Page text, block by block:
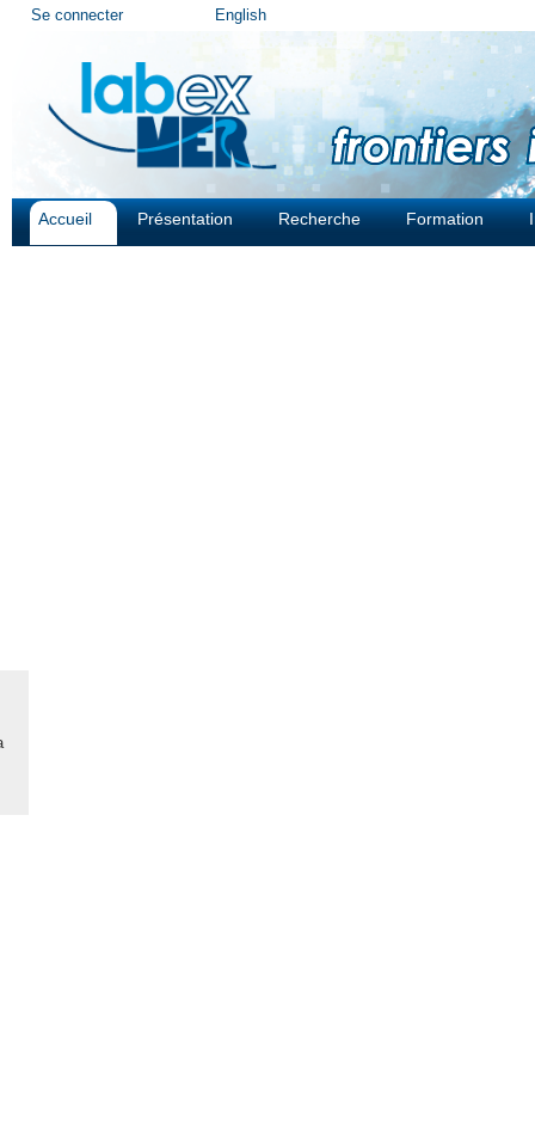
Outils
Se connecter English
Accueil Présentation Recherche Formation